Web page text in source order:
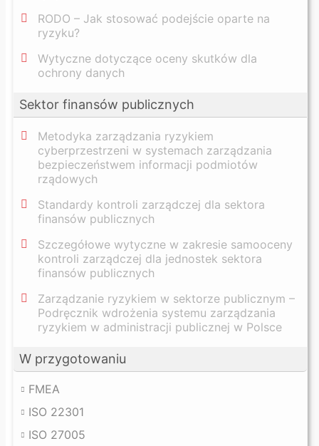
RODO – Jak stosować podejście oparte na
ryzyku?
Wytyczne dotyczące oceny skutków dla
ochrony danych
Sektor finansów publicznych
Metodyka zarządzania ryzykiem
cyberprzestrzeni w systemach zarządzania
bezpieczeństwem informacji podmiotów
rządowych
Standardy kontroli zarządczej dla sektora
finansów publicznych
Szczegółowe wytyczne w zakresie samooceny
kontroli zarządczej dla jednostek sektora
finansów publicznych
Zarządzanie ryzykiem w sektorze publicznym –
Podręcznik wdrożenia systemu zarządzania
ryzykiem w administracji publicznej w Polsce
W przygotowaniu
FMEA
ISO 22301
ISO 27005